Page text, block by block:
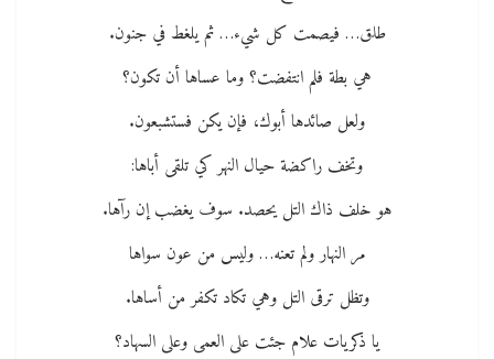
طلق… فيصمت كل شيء… ثم يلغط في جنون.
هي بطة فلم انتفضت؟ وما عساها أن تكون؟
ولعل صائدها أبوك، فإن يكن فستشبعون.
وتخف راكضة حيال النهر كي تلقى أباها:
هو خلف ذاك التل يحصد. سوف يغضب إن رآها.
مر النهار ولم تعنه… وليس من عون سواها
وتظل ترقى التل وهي تكاد تكفر من أساها.
يا ذكريات علام جئت على العمى وعلى السهاد؟